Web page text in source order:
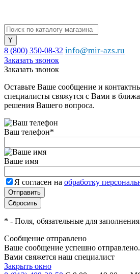
8 (800) 350-08-32 info@mir-azs.ru
Заказать звонок
Заказать звонок
Оставьте Ваше сообщение и
специалисты свяжутся с Вами в
решения Вашего вопроса.
Ваш телефон*
Ваше имя
Я согласен на обработку
* - Поля, обязательные для заполнения
Сообщение отправлено
Ваше сообщение успешно
Вами свяжется наш специалист
Закрыть окно